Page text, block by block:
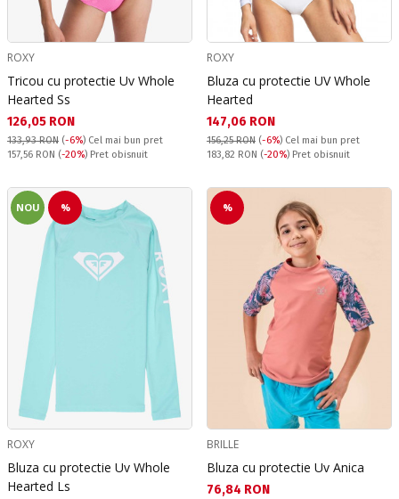
ROXY
Tricou cu protectie Uv Whole
Hearted Ss
Текуща цена:
126,05 RON
133,93 RON (-6%) Cel mai bun pret
Pret obisnuit:
157,56 RON (-20%) Pret obisnuit
ROXY
Bluza cu protectie UV Whole
Hearted
Текуща цена:
147,06 RON
156,25 RON (-6%) Cel mai bun pret
Pret obisnuit:
183,82 RON (-20%) Pret obisnuit
NOU %
ROXY
Bluza cu protectie Uv Whole
Hearted Ls
%
BRILLE
Bluza cu protectie Uv Anica
Текуща цена:
76,84 RON